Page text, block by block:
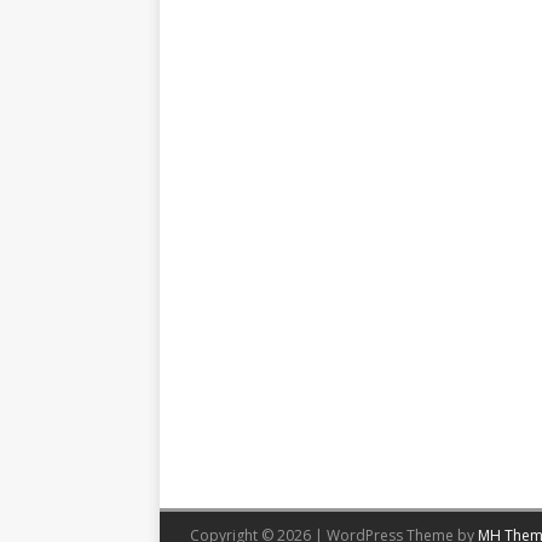
Copyright © 2026 | WordPress Theme by MH